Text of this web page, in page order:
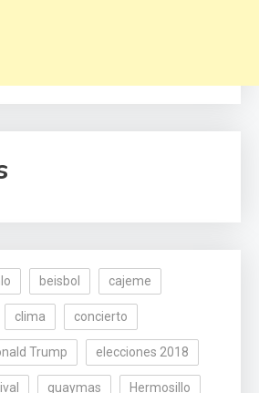
beisbol cajeme
clima concierto
Trump elecciones 2018
guaymas Hermosillo